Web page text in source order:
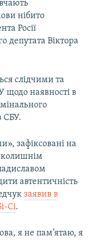
нібито
Росії
депутата Віктора
слідчими та
щодо наявності в
СБУ.
зафіксовані на
колишнім
автентичність
заявив в
Сі.
я не пам’ятаю, я